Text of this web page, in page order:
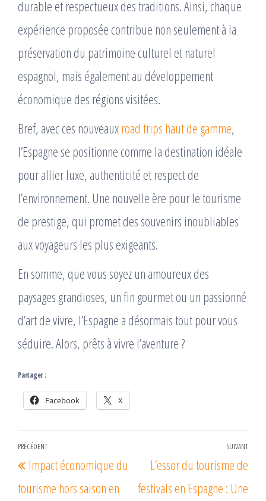
durable et respectueux des traditions. Ainsi, chaque
expérience proposée contribue non seulement à la
préservation du patrimoine culturel et naturel
espagnol, mais également au développement
économique des régions visitées.
Bref, avec ces nouveauxroad trips haut de gamme,
l’Espagne se positionne comme la destination idéale
pour allier luxe, authenticité et respect de
l’environnement. Une nouvelle ère pour le tourisme
de prestige, qui promet des souvenirs inoubliables
aux voyageurs les plus exigeants.
En somme, que vous soyez un amoureux des
paysages grandioses, un fin gourmet ou un passionné
d’art de vivre, l’Espagne a désormais tout pour vous
séduire. Alors, prêts à vivre l’aventure ?
Partager :
Facebook X
Navigation
de
l’article
Article
précédent
PRÉCÉDENT
Impact économique du
tourisme hors saison en
SUIVANT
L’essor du tourisme de
festivals en Espagne : Une